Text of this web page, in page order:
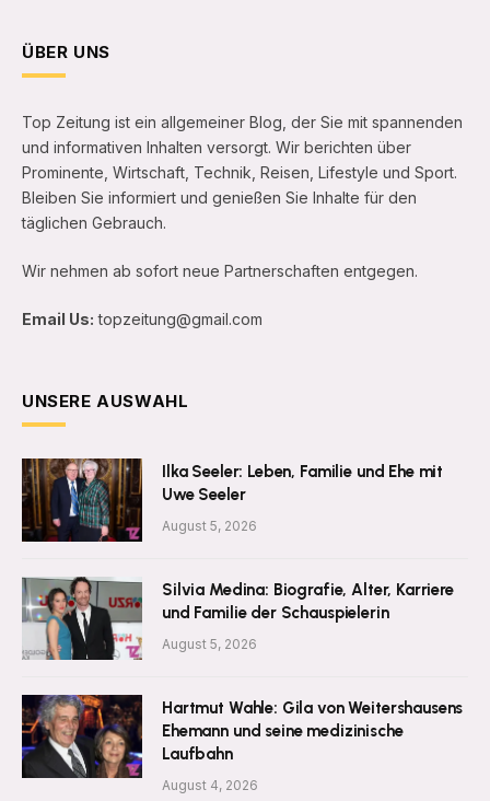
ÜBER UNS
Top Zeitung ist ein allgemeiner Blog, der Sie mit spannenden
und informativen Inhalten versorgt. Wir berichten über
Prominente, Wirtschaft, Technik, Reisen, Lifestyle und Sport.
Bleiben Sie informiert und genießen Sie Inhalte für den
täglichen Gebrauch.
Wir nehmen ab sofort neue Partnerschaften entgegen.
Email Us: topzeitung@gmail.com
UNSERE AUSWAHL
Ilka Seeler: Leben, Familie und Ehe mit
Uwe Seeler
August 5, 2026
Silvia Medina: Biografie, Alter, Karriere
und Familie der Schauspielerin
August 5, 2026
Hartmut Wahle: Gila von Weitershausens
Ehemann und seine medizinische
Laufbahn
August 4, 2026